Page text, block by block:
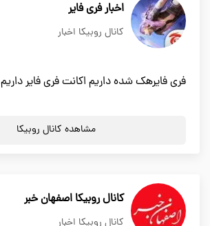
اخبار فری فایر
کانال روبیکا اخبار
فری فایرهک شده داریم اکانت فری فایر داریم
مشاهده کانال روبیکا
کانال روبیکا اصفهان خبر
کانال روبیکا اخبار